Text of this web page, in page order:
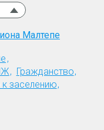
Малтепе
Гражданство
к заселению